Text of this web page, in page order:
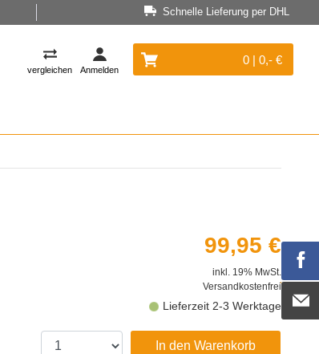
Schnelle Lieferung per DHL
vergleichen Anmelden
0 | 0,- €
99,95 €
inkl. 19% MwSt.
Versandkostenfrei
Lieferzeit 2-3 Werktage
In den Warenkorb